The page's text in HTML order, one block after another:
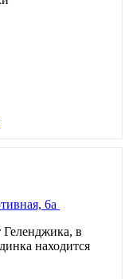
6а
в
находится